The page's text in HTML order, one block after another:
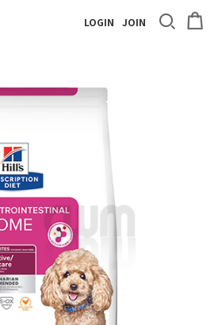
LOGIN JOIN